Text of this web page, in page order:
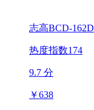
志高BCD-162D
热度指数174
9.7 分
￥638